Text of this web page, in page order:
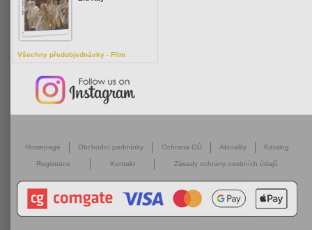
Všechny předobjednávky - Film
Homepage Obchodní podmínky Ochrana OÚ Aktuality Katalog
Registrace Kontakt Zásady ochrany osobních údajů